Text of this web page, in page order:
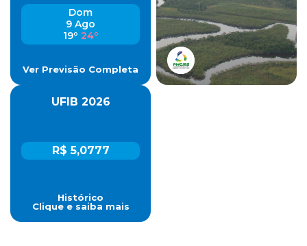
Dom
9 Ago
19º 24º
Ver Previsão Completa
UFIB 2026
R$ 5,0777
Histórico
Clique e saiba mais